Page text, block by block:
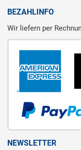
BEZAHLINFO
Wir liefern per
NEWSLETTER